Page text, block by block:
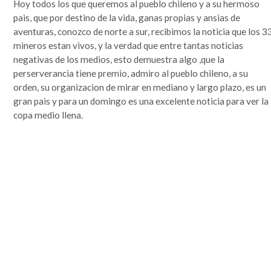
que se lo mire, era un mundo más sencillo y más redondo, donde todo quedaba lejos y la demora en
la llegada de la información era grande. Por si fuera poco, hasta mis...
SEGUIME
Hoy todos los que queremos al pueblo chileno y a su hermoso
pais, que por destino de la vida, ganas propias y ansias de
aventuras, conozco de norte a sur, recibimos la noticia que los
mineros estan vivos, y la verdad que entre tantas noticias
negativas de los medios, esto demuestra algo ,que la
perserverancia tiene premio, admiro al pueblo chileno, a su
orden, su organizacion de mirar en mediano y largo plazo, es un
gran pais y para un domingo es una excelente noticia para ver la
copa medio llena.